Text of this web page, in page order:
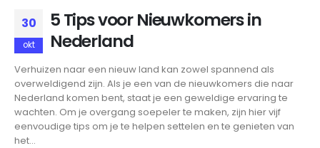
30
okt
5 Tips voor Nieuwkomers in
Nederland
Verhuizen naar een nieuw land kan zowel spannend als
overweldigend zijn. Als je een van de nieuwkomers die naar
Nederland komen bent, staat je een geweldige ervaring te
wachten. Om je overgang soepeler te maken, zijn hier vijf
eenvoudige tips om je te helpen settelen en te genieten van
het...